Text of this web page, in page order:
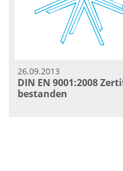
26.09.2013
DIN EN 9001:2008
bestanden